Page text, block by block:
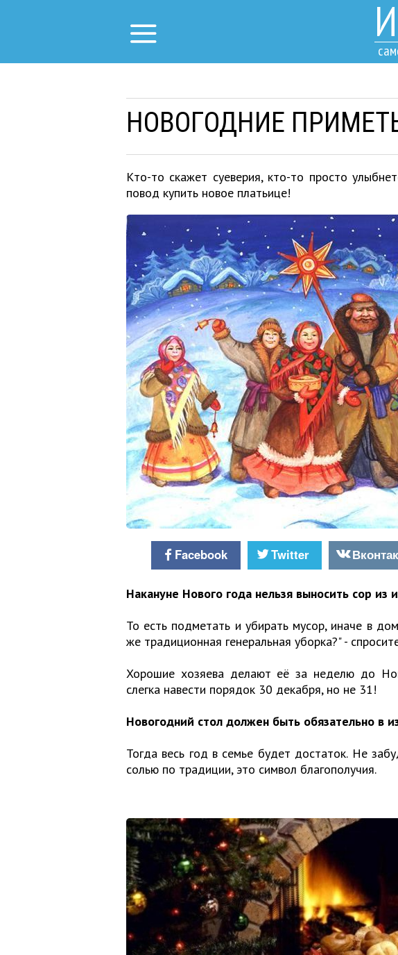
НОВОГОДНИЕ
Кто-то скажет суеверия, кто-то просто
повод купить новое платьице!
Facebook Twitter
Накануне Нового года нельзя выносить сор из
То есть подметать и убирать мусор, иначе в
же традиционная генеральная уборка?" -
Хорошие хозяева делают её за неделю до
слегка навести порядок 30 декабря, но не 31!
Новогодний стол должен быть обязательно в
Тогда весь год в семье будет достаток. Не
солью по традиции, это символ благополучия.